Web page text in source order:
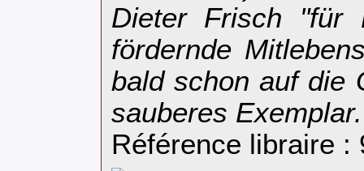
Dieter Frisch "für
fördernde
bald schon auf die
sauberes Exemplar.‎
Référence libraire :